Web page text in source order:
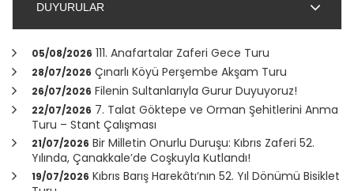
DUYURULAR
05/08/2026 111. Anafartalar Zaferi Gece Turu
28/07/2026 Çınarlı Köyü Perşembe Akşam Turu
26/07/2026 Filenin Sultanlarıyla Gurur Duyuyoruz!
22/07/2026 7. Talat Göktepe ve Orman Şehitlerini Anma
Turu – Stant Çalışması
21/07/2026 Bir Milletin Onurlu Duruşu: Kıbrıs Zaferi 52.
Yılında, Çanakkale’de Coşkuyla Kutlandı!
19/07/2026 Kıbrıs Barış Harekâtı’nın 52. Yıl Dönümü Bisiklet